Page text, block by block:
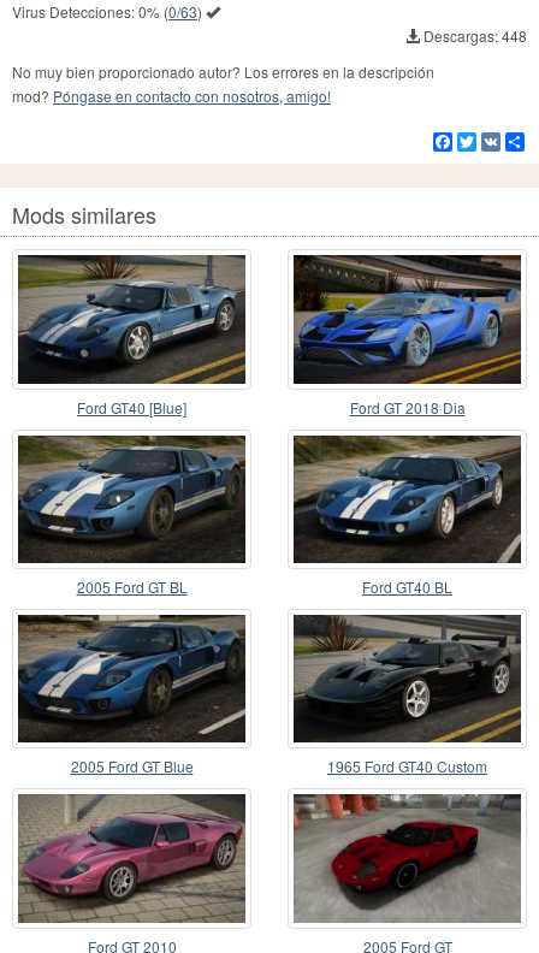
Virus Detecciones:0% (0/63)
Descargas: 448
No muy bien proporcionado autor? Los errores en la descripción
mod? Póngase en contacto con nosotros, amigo!
Facebook
Twitter
VK
Mods similares
Ford GT40 [Blue] Ford GT 2018 Dia
2005 Ford GT BL Ford GT40 BL
2005 Ford GT Blue 1965 Ford GT40 Custom
Ford GT 2010 2005 Ford GT